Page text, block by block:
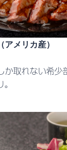
メリカ産）
か取れない希少